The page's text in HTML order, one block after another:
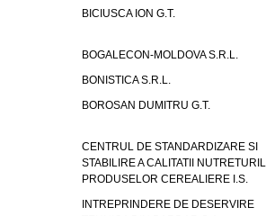
BICIUSCA ION G.T.
BOGALECON-MOLDOVA S.R.L.
BONISTICA S.R.L.
BOROSAN DUMITRU G.T.
CENTRUL DE STANDARDIZARE SI
STABILIRE A CALITATII
PRODUSELOR CEREALIERE I.S.
INTREPRINDERE DE DESERVIRE